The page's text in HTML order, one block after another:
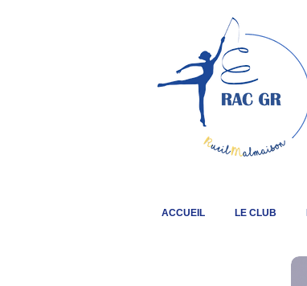
ACCUEIL LE CLUB